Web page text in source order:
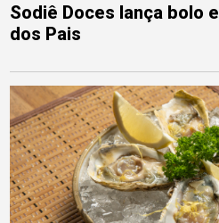
Sodiê Doces lança bolo
dos Pais